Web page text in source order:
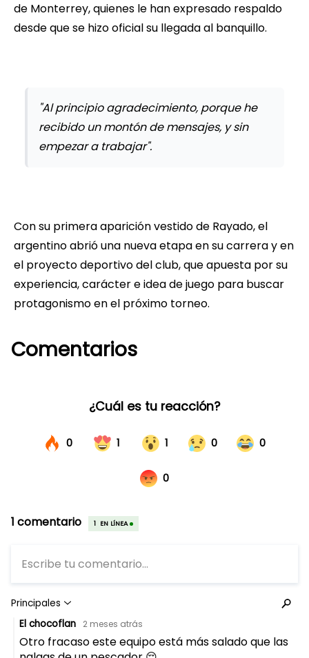
de Monterrey, quienes le han expresado respaldo
desde que se hizo oficial su llegada al banquillo.
"Al principio agradecimiento, porque he
recibido un montón de mensajes, y sin
empezar a trabajar".
Con su primera aparición vestido de Rayado, el
argentino abrió una nueva etapa en su carrera y en
el proyecto deportivo del club, que apuesta por su
experiencia, carácter e idea de juego para buscar
protagonismo en el próximo torneo.
Comentarios